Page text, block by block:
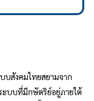
บสังคมไทยสยามจาก
บบที่มีกษัตริย์อยู่ภายใต้